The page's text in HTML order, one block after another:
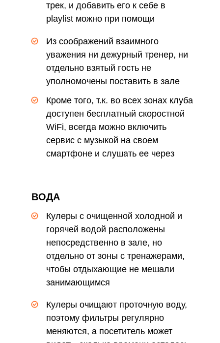
трек, и добавить его к себе в
playlist можно при помощи
Из соображений взаимного
уважения ни дежурный тренер, ни
отдельно взятый гость не
уполномочены поставить в зале
Кроме того, т.к. во всех зонах клуба
доступен бесплатный скоростной
WiFi, всегда можно включить
сервис с музыкой на своем
смартфоне и слушать ее через
ВОДА
Кулеры с очищенной холодной и
горячей водой расположены
непосредственно в зале, но
отдельно от зоны с тренажерами,
чтобы отдыхающие не мешали
занимающимся
Кулеры очищают проточную воду,
поэтому фильтры регулярно
меняются, а посетитель может